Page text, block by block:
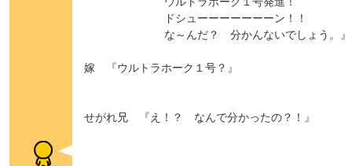
ドシューーーーーーーン！！
な～んだ？ 分かんないでしょう。』
嫁 『ウルトラホーク１号？』
せがれ兄 『え！？ なんで分かったの？！』